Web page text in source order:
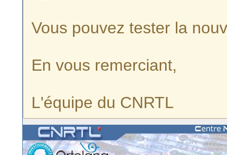
Vous pouvez tester la
En vous remerciant,
L'équipe du CNRTL